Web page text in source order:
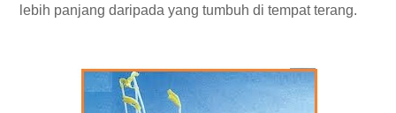
lebih panjang daripada yang tumbuh di tempat terang.